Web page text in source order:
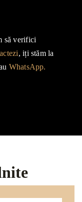
să verifici
, iți stăm la
WhatsApp.